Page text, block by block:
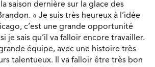
saison dernière sur la glace des
« Je suis très heureux à l’idée
c’est une grande opportunité
je sais qu’il va falloir encore travailler.
équipe, avec une histoire très
talentueux. Il va falloir être très bon